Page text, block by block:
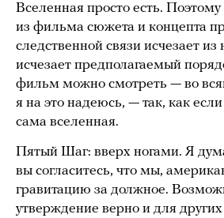
Вселенная просто есть.
из фильма сюжета и концепта
следственной связи исчезает
исчезает предполагаемый
фильм можно смотреть — во
я на это надеюсь, — так, как
сама вселенная.
Пятый Шаг: вверх ногами. Я
вы согласитесь, что мы,
гравитацию за должное.
утверждение верно и для других